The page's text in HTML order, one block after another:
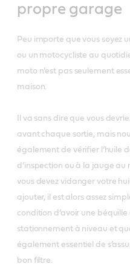
propre garage
Peu importe que vous soyez
ou un motocycliste au
moto n’est pas seulement
maison.
Il va sans dire que vous
avant chaque sortie, mais
également de vérifier l’huile
d’inspection ou à la jauge au
vous devez vidanger votre
ajouter, il est alors assez
condition d’avoir une
stationnement à niveau et
également essentiel de
bon filtre.